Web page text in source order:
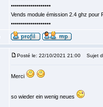
••••••••••••••••••••
Vends module émission 2.4 ghz
••••••••••••••••••••
Posté le: 22/10/2021 21:00 Sujet
Merci
so wieder ein wenig neues